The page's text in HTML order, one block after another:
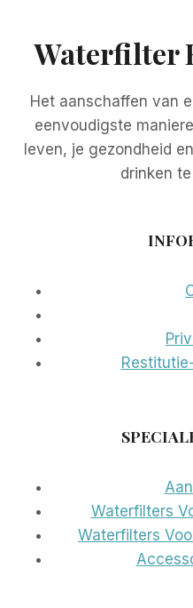
Waterfilter
Het aanschaffen van
eenvoudigste
leven, je gezondheid
drinken
Waterfilters
Waterfilters